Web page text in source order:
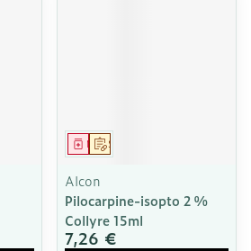
Sur prescription
Médicament
Alcon
Pilocarpine-isopto 2 %
Collyre 15ml
7,26 €